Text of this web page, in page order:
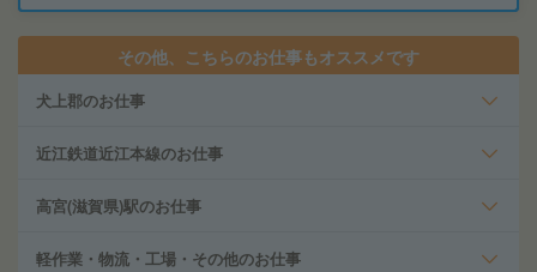
その他、こちらのお仕事もオススメです
犬上郡のお仕事
近江鉄道近江本線のお仕事
高宮(滋賀県)駅のお仕事
軽作業・物流・工場・その他のお仕事